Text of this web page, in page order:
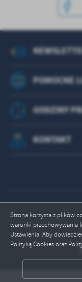
Strona korzysta z plików
warunki przechowywania
Ustawienia. Aby
Polityką Cookies oraz
POMOCNE
GODZINY
KONTAKT